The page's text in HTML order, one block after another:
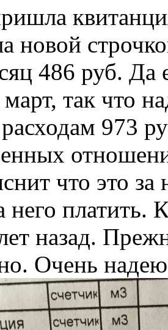
новой
486 руб. Да
так что
973
что это
платить.
назад.
Очень